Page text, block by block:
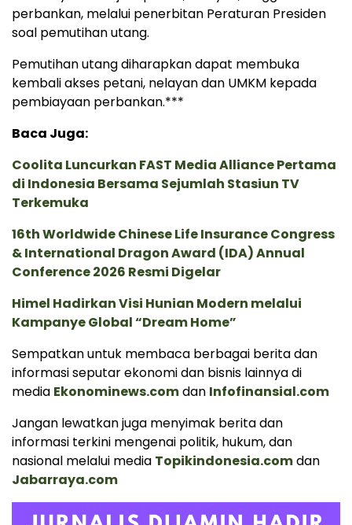
perbankan, melalui penerbitan Peraturan Presiden
soal pemutihan utang.
Pemutihan utang diharapkan dapat membuka
kembali akses petani, nelayan dan UMKM kepada
pembiayaan perbankan.***
Baca Juga:
Coolita Luncurkan FAST Media Alliance Pertama
di Indonesia Bersama Sejumlah Stasiun TV
Terkemuka
16th Worldwide Chinese Life Insurance Congress
& International Dragon Award (IDA) Annual
Conference 2026 Resmi Digelar
Himel Hadirkan Visi Hunian Modern melalui
Kampanye Global “Dream Home”
Sempatkan untuk membaca berbagai berita dan
informasi seputar ekonomi dan bisnis lainnya di
media Ekonominews.comdan Infofinansial.com
Jangan lewatkan juga menyimak berita dan
informasi terkini mengenai politik, hukum, dan
nasional melalui media Topikindonesia.comdan
Jabarraya.com